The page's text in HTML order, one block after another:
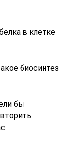
в клетке
биосинтез
бы